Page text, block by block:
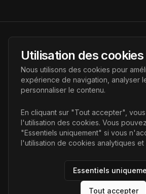
AI Futur
Portail de l'avenir de l'intelligence
découvrir les dernières technologies IA.
Liens
Accueil
Articles
AI Futur. Tous droits
Utilisation des cookies
Nous utilisons des cookies pour
expérience de navigation, analyser
personnaliser le contenu.
En cliquant sur "Tout accepter",
l'utilisation des cookies. Vous
"Essentiels uniquement" si vous
l'utilisation de cookies analytiques et
Essentiels
Tout accepter